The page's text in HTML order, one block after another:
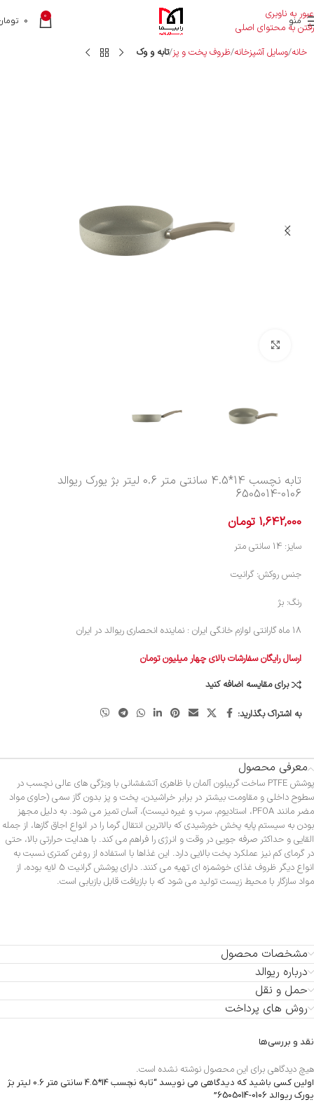
عبور به ناوبری
رفتن به محتوای اصلی
منو 0
0
خانه وسایل آشپزخانه ظروف پخت و پز تابه و وک
تابه نچسب 14*4.5 سانتی متر 0.6 لیتر بژ یورک ریوالد
6505014-0106
1,642,000 تومان
سایز: 14 سانتی متر
جنس روکش: گرانیت
رنگ: بژ
18 ماه گارانتی لوازم خانگی ایران : نماینده انحصاری ریوالد در ایران
ارسال رایگان سفارشات بالای چهار میلیون تومان
برای مقایسه اضافه کنید
به اشتراک بگذارید:
معرفی محصول
پوشش PTFE ساخت گریبلون آلمان با ظاهری آتشفشانی با ویژگی های عالی نچسب در
سطوح داخلی و مقاومت بیشتر در برابر خراشیدن، پخت و پز بدون گاز سمی (حاوی مواد
مضر مانند PFOA، استادیوم، سرب و غیره نیست)، آسان تمیز می شود. به دلیل مجهز
بودن به سیستم پایه پخش خورشیدی که بالاترین انتقال گرما را در انواع اجاق گازها، از جمله
القایی و حداکثر صرفه جویی در وقت و انرژی را فراهم می کند. با هدایت حرارتی بالا، حتی
در گرمای کم نیز عملکرد پخت بالایی دارد. این غذاها با استفاده از روغن کمتری نسبت به
انواع دیگر ظروف غذای خوشمزه ای تهیه می کنند. دارای پوشش گرانیت 5 لایه بوده، از
مواد سازگار با محیط زیست تولید می شود که با بازیافت قابل بازیابی است.
مشخصات محصول
درباره ریوالد
حمل و نقل
روش های پرداخت
نقد و بررسی‌ها
هیچ دیدگاهی برای این محصول نوشته نشده است.
اولین کسی باشید که دیدگاهی می نویسد “تابه نچسب 14*4.5 سانتی متر 0.6 لیتر بژ
یورک ریوالد6505014-0106
”